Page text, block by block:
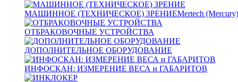
МАШИННОЕ (ТЕХНИЧЕСКОЕ) ЗРЕНИЕMertech (Mercury)
ОТБРАКОВОЧНЫЕ УСТРОЙСТВА
ДОПОЛНИТЕЛЬНОЕ ОБОРУДОВАНИЕ
ИНФОСКАН: ИЗМЕРЕНИЕ ВЕСА и ГАБАРИТОВ